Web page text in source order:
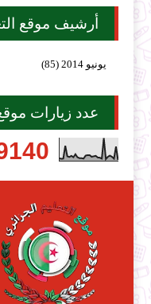
أرشيف موقع
عدد زيارات
140